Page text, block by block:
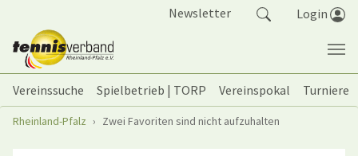
Newsletter Login
Vereinssuche Spielbetrieb | TORP Vereinspokal
Turniere
Sie sind hier:
Rheinland-Pfalz Zwei Favoriten sind nicht aufzuhalten